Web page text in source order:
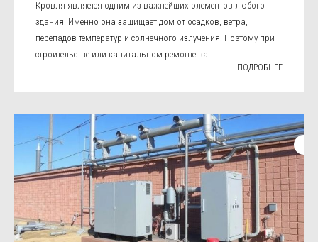
Кровля является одним из важнейших элементов любого
здания. Именно она защищает дом от осадков, ветра,
перепадов температур и солнечного излучения. Поэтому при
строительстве или капитальном ремонте ва...
ПОДРОБНЕЕ